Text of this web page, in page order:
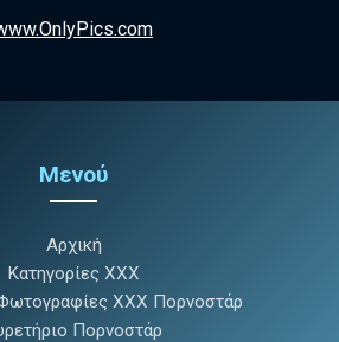
Μενού
Αρχική
Κατηγορίες XXX
XXX Πορνοστάρ
Πορνοστάρ